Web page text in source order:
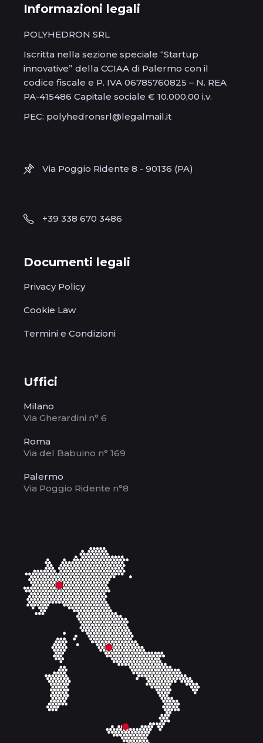
Informazioni legali
POLYHEDRON SRL
Iscritta nella sezione speciale “Startup
innovative” della CCIAA di Palermo con il
codice fiscale e P. IVA 06785760825 – N. REA
PA-415486 Capitale sociale € 10.000,00 i.v.
PEC: polyhedronsrl@legalmail.it
Via Poggio Ridente 8 - 90136 (PA)
+39 338 670 3486
Documenti legali
Privacy Policy
Cookie Law
Termini e Condizioni
Uffici
Milano
Via Gherardini n° 6
Roma
Via del Babuino n° 169
Palermo
Via Poggio Ridente n°8